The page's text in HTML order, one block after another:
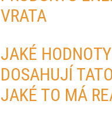
VRATA
JAKÉ
DOSAHUJÍ
JAKÉ TO MÁ